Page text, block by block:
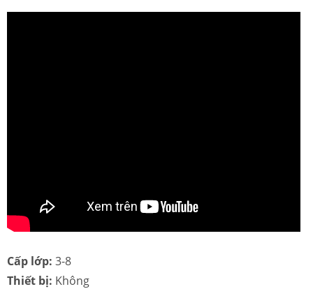
Cấp lớp: 3-8
Thiết bị: Không